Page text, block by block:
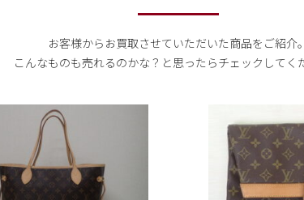
お客様からお買取させていただいた商品をご紹介。
こんなものも売れるのかな？ と思ったらチェックしてく